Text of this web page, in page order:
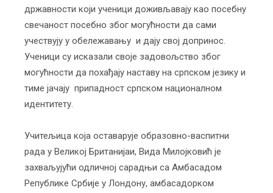
државности који ученици доживљавају као посебну
свечаност посебно због могућности да сами
учествују у обележавању и дају свој допринос.
Ученици су исказали своје задовољство због
могућности да похађају наставу на српском језику и
тиме јачају припадност српском националном
идентитету.
Учитељица која оставарује образовно-васпитни
рада у Великој Британијаи, Вида Милојковић је
захваљујући одличној сарадњи са Амбасадом
Републике Србије у Лондону, амбасадорком